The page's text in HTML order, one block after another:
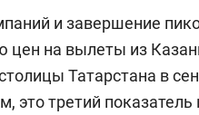
и завершение
цен на вылеты из
Татарстана в
это третий